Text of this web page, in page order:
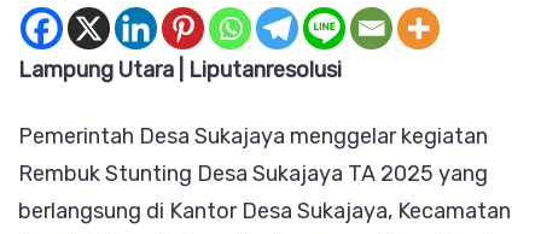
dan
Camat
Ajak
Lampung Utara | Liputanresolusi
Pemerintah Desa Sukajaya menggelar kegiatan
Rembuk Stunting Desa Sukajaya TA 2025 yang
berlangsung di Kantor Desa Sukajaya, Kecamatan